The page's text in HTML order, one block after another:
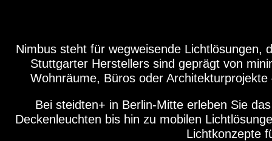
Nimbus steht für wegweisende Lichtlösungen,
Stuttgarter Herstellers sind geprägt von
Wohnräume, Büros oder
Bei steidten+ in Berlin-Mitte erleben Sie
Deckenleuchten bis hin zu mobilen
Lichtkonzepte